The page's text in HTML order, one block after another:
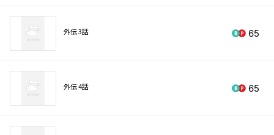
外伝 3話 65
外伝 4話 65